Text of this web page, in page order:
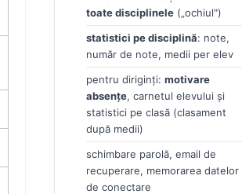
toate disciplinele („ochiul")
statistici pe disciplină: note,
număr de note, medii per elev
pentru diriginți:motivare
absențe, carnetul elevului și
statistici pe clasă (clasament
după medii)
schimbare parolă, email de
recuperare, memorarea datelor
de conectare